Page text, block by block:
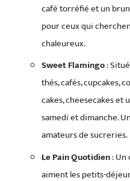
café torréfié et un
pour ceux qui
chaleureux.
Sweet Flamingo:
thés, cafés, cupcakes,
cakes, cheesecakes et
samedi et dimanche.
amateurs de sucreries.
Le Pain Quotidien: Un
aiment les petits-